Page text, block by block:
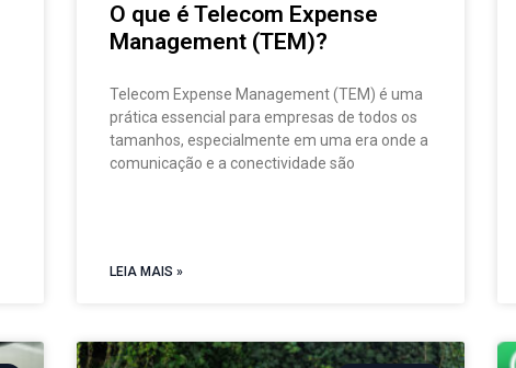
O que é Telecom Expense
Management (TEM)?
Telecom Expense Management (TEM) é uma
prática essencial para empresas de todos os
tamanhos, especialmente em uma era onde a
comunicação e a conectividade são
LEIA MAIS »